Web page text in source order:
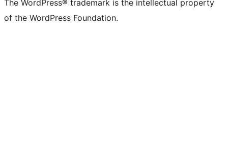
The WordPress® trademark is the intellectual property
of the WordPress Foundation.